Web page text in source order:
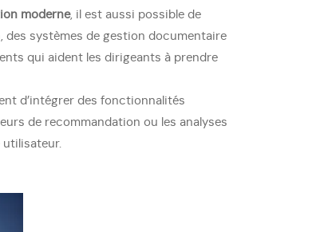
moderne, il est aussi possible de
systèmes de gestion documentaire
qui aident les dirigeants à prendre
d’intégrer des fonctionnalités
de recommandation ou les analyses
utilisateur.